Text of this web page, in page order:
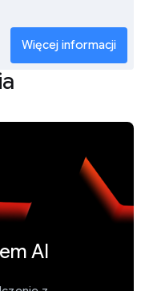
Więcej informacji
AI